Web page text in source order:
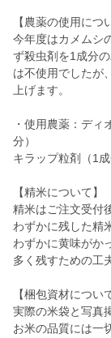
【農薬の使用につ
今年度はカメムシ
ず殺虫剤を1成分
は不使用でしたが
上げます。
・使用農薬：デ
分）
キラップ粒剤（1
【精米について】
精米はご注文受付
わずかに残した精
わずかに黄味がか
多く残すための工
【梱包資材につい
実際の米袋と写真
お米の品質には一